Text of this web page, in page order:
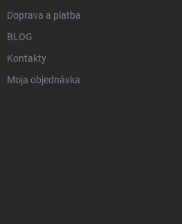
Doprava a platba
BLOG
Kontakty
Moja objednávka